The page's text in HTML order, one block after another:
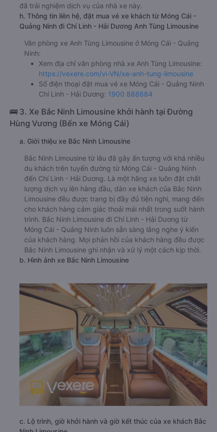
đã trải nghiệm dịch vụ của nhà xe này.
h. Thông tin liên hệ, đặt mua vé xe khách từ Móng Cái -
Quảng Ninh đi Chí Linh - Hải Dương Anh Tùng Limousine
Văn phòng xe Anh Tùng Limousine ở Móng Cái - Quảng
Ninh:
Xem địa chỉ văn phòng nhà xe Anh Tùng Limousine:
https://vexere.com/vi-VN/xe-anh-tung-limousine
Số điện thoại đặt mua vé xe Móng Cái - Quảng Ninh
Chí Linh - Hải Dương: 1900 888684
🚌 3. Xe Bắc Ninh Limousine khởi hành tại Đường
Hùng Vương (Bến xe Móng Cái)
a. Giới thiệu xe Bắc Ninh Limousine
Bắc Ninh Limousine từ lâu đã gây ấn tượng với khá nhiều
du khách trên tuyến đường từ Móng Cái - Quảng Ninh
đến Chí Linh - Hải Dương. Là một hãng xe luôn đặt chất
lượng dịch vụ lên hàng đầu, dàn xe khách của Bắc Ninh
Limousine đều được trang bị đầy đủ tiện nghi, mang đến
cho khách hàng cảm giác thoải mái nhất trong suốt hành
trình. Bắc Ninh Limousine đi Chí Linh - Hải Dương từ
Móng Cái - Quảng Ninh luôn sẵn sàng lắng nghe ý kiến
của khách hàng. Mọi phản hồi của khách hàng đều được
Bắc Ninh Limousine ghi nhận và xử lý một cách kịp thời.
b. Hình ảnh xe Bắc Ninh Limousine
c. Lộ trình, giờ khởi hành và giờ kết thúc của xe khách Bắc